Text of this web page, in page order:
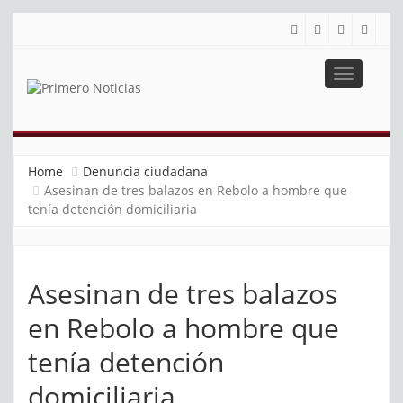
Toggle
Home
Denuncia ciudadana
Asesinan de tres balazos en Rebolo a hombre que
tenía detención domiciliaria
Asesinan de tres balazos
en Rebolo a hombre que
tenía detención